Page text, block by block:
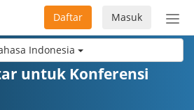
Indonesia
Masuk
Daftar
untuk Konferensi